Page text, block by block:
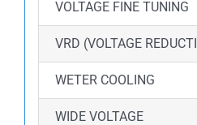
VOLTAGE FINE TUNING
VRD (VOLTAGE
WETER COOLING
WIDE VOLTAGE